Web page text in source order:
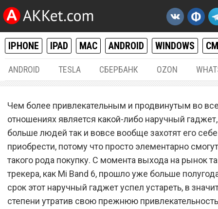
IPHONE IPAD MAC ANDROID WINDOWS
ANDROID TESLA СБЕРБАНК OZON
Xiaomi Mi Band 7 поверг
шок
Чем более привлекательным и продвинутым во
отношениях является какой-либо наручный
больше людей так и вовсе вообще захотят его себе
приобрести, потому что просто элементарно
такого рода покупку. С момента выхода на рынок
трекера, как Mi Band 6, прошло уже больше
срок этот наручный гаджет успел устареть, в
степени утратив свою прежнюю